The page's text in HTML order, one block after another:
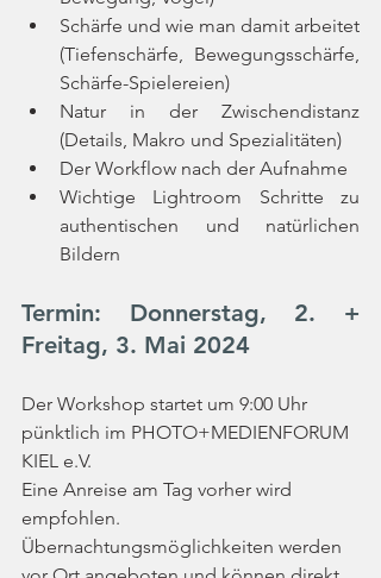
Schärfe und wie man damit arbeitet
(Tiefenschärfe, Bewegungsschärfe,
Schärfe-Spielereien)
Natur in der Zwischendistanz
(Details, Makro und Spezialitäten)
Der Workflow nach der Aufnahme
Wichtige Lightroom Schritte zu
authentischen und natürlichen
Bildern
Termin: Donnerstag, 2. +
Freitag, 3. Mai 2024
Der Workshop startet um 9:00 Uhr
pünktlich im PHOTO+MEDIENFORUM
KIEL e.V.
Eine Anreise am Tag vorher wird
empfohlen.
Übernachtungsmöglichkeiten werden